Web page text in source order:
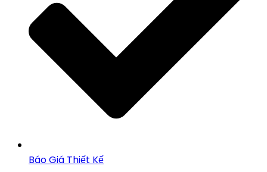
Báo Giá Thiết Kế